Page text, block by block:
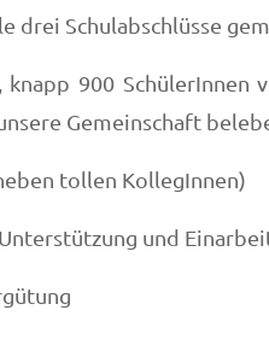
drei Schulabschlüsse
knapp 900
Gemeinschaft
tollen KollegInnen)
und